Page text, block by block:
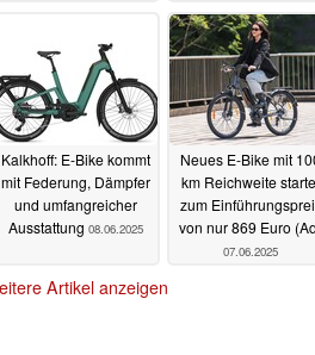
10.06.2025
Kalkhoff: E-Bike kommt
mit Federung, Dämpfer
und umfangreicher
Ausstattung 08.06.2025
Neues E-Bike mit
km Reichweite
zum
von nur 869 Euro
07.06.2025
Artikel anzeigen